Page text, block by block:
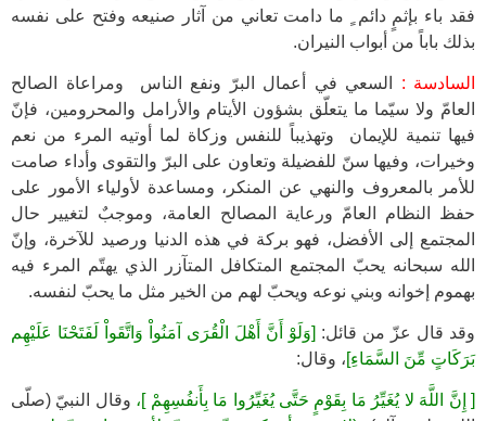
فقد باء بإثمٍ دائم ٍ ما دامت تعاني من آثار صنيعه وفتح على نفسه
بذلك باباً من أبواب النيران.
السادسة : السعي في أعمال البرّ ونفع الناس ومراعاة الصالح
العامّ ولا سيّما ما يتعلّق بشؤون الأيتام والأرامل والمحرومين، فإنّ
فيها تنمية للإيمان وتهذيباً للنفس وزكاة لما أوتيه المرء من نعم
وخيرات، وفيها سنّ للفضيلة وتعاون على البرّ والتقوى وأداء صامت
للأمر بالمعروف والنهي عن المنكر، ومساعدة لأولياء الأمور على
حفظ النظام العامّ ورعاية المصالح العامة، وموجبٌ لتغيير حال
المجتمع إلى الأفضل، فهو بركة في هذه الدنيا ورصيد للآخرة، وإنّ
الله سبحانه يحبّ المجتمع المتكافل المتآزر الذي يهتّم المرء فيه
بهموم إخوانه وبني نوعه ويحبّ لهم من الخير مثل ما يحبّ لنفسه.
وقد قال عزّ من قائل: [وَلَوْ أَنَّ أَهْلَ الْقُرَى آمَنُواْ وَاتَّقَواْ لَفَتَحْنَا عَلَيْهِم
بَرَكَاتٍ مِّنَ السَّمَاءِ]، وقال:
[ إِنَّ اللَّهَ لا يُغَيِّرُ مَا بِقَوْمٍ حَتَّى يُغَيِّرُوا مَا بِأَنفُسِهِمْ ]، وقال النبيّ (صلّى